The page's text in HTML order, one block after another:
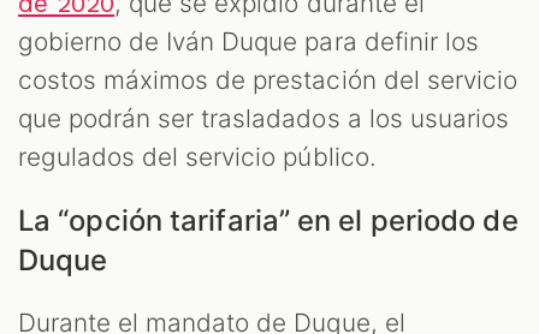
gobierno de Iván Duque para definir los
costos máximos de prestación del servicio
que podrán ser trasladados a los usuarios
regulados del servicio público.
La “opción tarifaria” en el periodo de
Duque
Durante el mandato de Duque, el